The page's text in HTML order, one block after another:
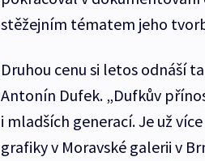
stěžejním tématem jeho
Druhou cenu si letos odnáší
Antonín Dufek. „Dufkův
i mladších generací. Je už
grafiky v Moravské galerii v